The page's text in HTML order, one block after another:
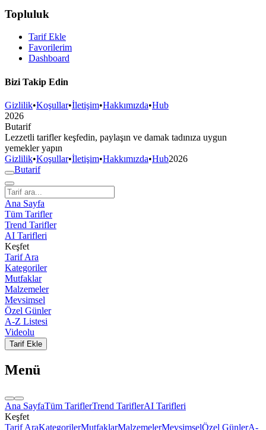
Topluluk
Tarif Ekle
Favorilerim
Dashboard
Bizi Takip Edin
Gizlilik•Koşullar•İletişim•Hakkımızda•Hub
2026
Butarif
Lezzetli tarifler keşfedin, paylaşın ve damak tadınıza uygun
yemekler yapın
Gizlilik•Koşullar•İletişim•Hakkımızda•Hub2026
Butarif
Ana Sayfa
Tüm Tarifler
Trend Tarifler
AI Tarifleri
Keşfet
Tarif Ara
Kategoriler
Mutfaklar
Malzemeler
Mevsimsel
Özel Günler
A-Z Listesi
Videolu
Tarif Ekle
Menü
Ana SayfaTüm TariflerTrend TariflerAI Tarifleri
Keşfet
Tarif AraKategorilerMutfaklarMalzemelerMevsimselÖzel GünlerA-